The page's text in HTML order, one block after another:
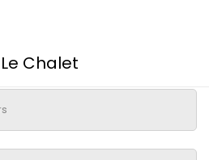
Chalet